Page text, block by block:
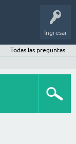
Ingresar
Todas las preguntas